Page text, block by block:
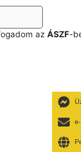
az ÁSZF-
van a
kérdést,